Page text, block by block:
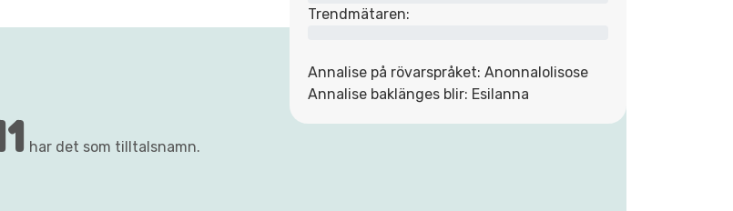
Trendmätaren:
Annalise på rövarspråket: Anonnalolisose
Annalise baklänges blir: Esilanna
har det som tilltalsnamn.